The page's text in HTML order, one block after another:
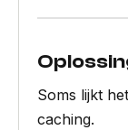
Soms lijkt
caching.